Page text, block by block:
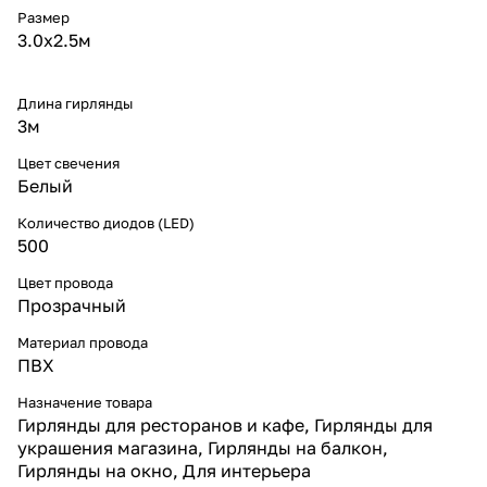
* Срок службы до 30 000
часов, надёжная работа без
высокая яркость при низком
энергопотреблении.
* Питание от сети 220 В,
европейская вилка в
комплекте.
Для чего используют гирлянду-
занавес
* Новогодний декор:
оформление больших окон,
стен, арок и дверных проёмов.
* Интерьеры: создание
эффекта ледяного сияния в
помещениях.
* Коммерческие объекты:
оформление витрин, кафе и
ресторанов.
* Фотозоны и мероприятия:
идеально ровное белое
Размер
3.0х2.5м
Длина гирлянды
3м
Цвет свечения
Белый
Количество диодов (LED)
500
Цвет провода
Прозрачный
Материал провода
ПВХ
Назначение товара
Гирлянды для ресторанов и кафе, Гирлянды для
украшения магазина, Гирлянды на балкон,
Гирлянды на окно, Для интерьера